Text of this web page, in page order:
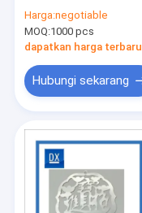
Produk
Video
Harga:negotiable
MOQ:1000 pcs
dapatkan harga terbaru
Hubungi sekarang